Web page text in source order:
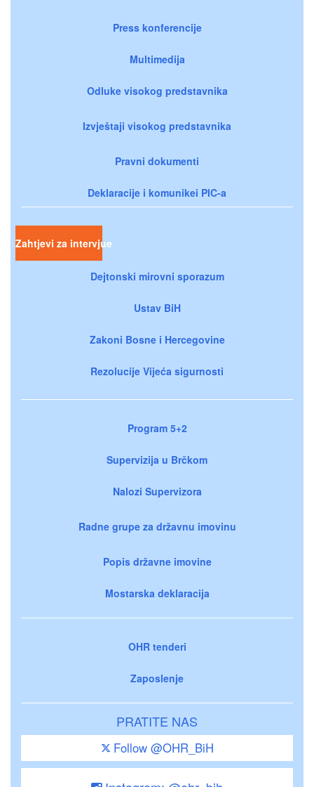
Press konferencije
Multimedija
Odluke visokog predstavnika
Izvještaji visokog predstavnika
Pravni dokumenti
Deklaracije i komunikei PIC-a
Zahtjevi za intervjue
Dejtonski mirovni sporazum
Ustav BiH
Zakoni Bosne i Hercegovine
Rezolucije Vijeća sigurnosti
Program 5+2
Supervizija u Brčkom
Nalozi Supervizora
Radne grupe za državnu imovinu
Popis državne imovine
Mostarska deklaracija
OHR tenderi
Zaposlenje
PRATITE NAS
Follow @OHR_BiH